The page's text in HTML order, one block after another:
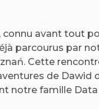
avant tout
parcourus par
Cette
de Dawid
notre famille